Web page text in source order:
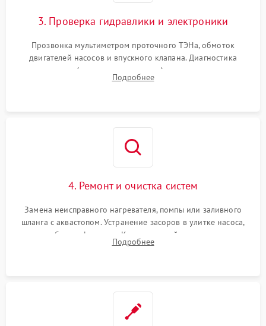
3. Проверка гидравлики и электроники
Прозвонка мультиметром проточного ТЭНа, обмоток
двигателей насосов и впускного клапана. Диагностика
прессостата (датчика уровня воды), датчика мутности,
концевика дверцы и электронного модуля управления.
Подробнее
4. Ремонт и очистка систем
Замена неисправного нагревателя, помпы или заливного
шланга с аквастопом. Устранение засоров в улитке насоса,
патрубках и фильтрах. Компонентный ремонт платы
управления, восстановление поврежденной проводки.
Подробнее